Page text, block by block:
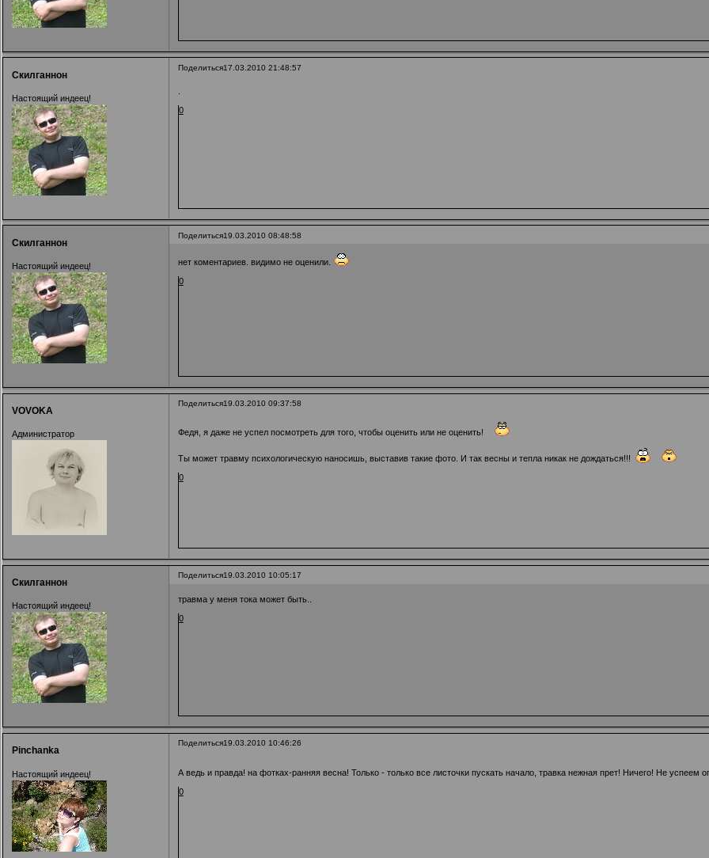
Поделиться17.03.2010 21:48:57
Скилганнон
Настоящий индеец!
0
Поделиться19.03.2010 08:48:58
Скилганнон
Настоящий индеец!
нет коментариев. видимо не оценили.
0
Поделиться19.03.2010 09:37:58
VOVOKA
Администратор Федя, я даже не успел посмотреть для того, чтобы оценить или не оценить!
Ты может травму психологическую наносишь, выставив такие фото. И так весны и тепла никак не дождаться!!!
0
Поделиться19.03.2010 10:05:17
Скилганнон
Настоящий индеец!
травма у меня тока может быть..
0
Поделиться19.03.2010 10:46:26
Pinchanka
Настоящий индеец!
А ведь и правда! на фотках-ранняя весна! Только - только все листочки пускать начало, травка нежная прет! Ничего! Не успеем
0